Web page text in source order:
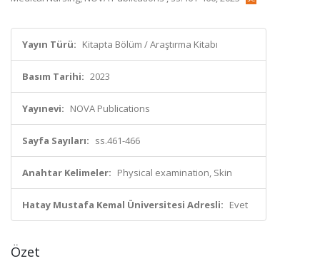
Yayın Türü: Kitapta Bölüm / Araştırma Kitabı
Basım Tarihi: 2023
Yayınevi: NOVA Publications
Sayfa Sayıları: ss.461-466
Anahtar Kelimeler: Physical examination, Skin
Hatay Mustafa Kemal Üniversitesi Adresli: Evet
Özet